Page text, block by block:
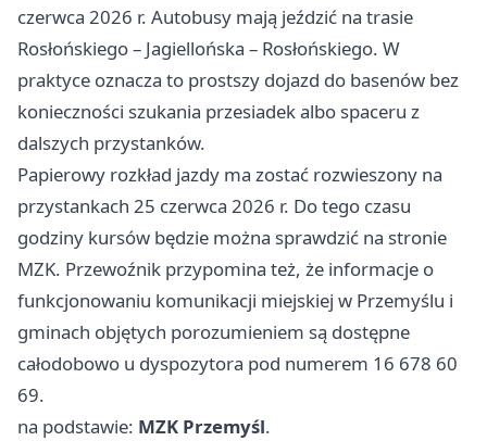
czerwca 2026 r. Autobusy mają jeździć na trasie
Rosłońskiego – Jagiellońska – Rosłońskiego. W
praktyce oznacza to prostszy dojazd do basenów bez
konieczności szukania przesiadek albo spaceru z
dalszych przystanków.
Papierowy rozkład jazdy ma zostać rozwieszony na
przystankach 25 czerwca 2026 r. Do tego czasu
godziny kursów będzie można sprawdzić na stronie
MZK. Przewoźnik przypomina też, że informacje o
funkcjonowaniu komunikacji miejskiej w Przemyślu i
gminach objętych porozumieniem są dostępne
całodobowo u dyspozytora pod numerem 16 678 60
69.
na podstawie: MZK Przemyśl.